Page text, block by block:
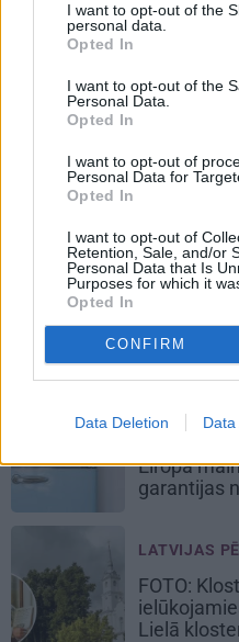
I want to opt-out of the
personal data.
Opted In
I want to opt-out of the
Personal Data.
Opted In
I want to opt-out of
Personal Data for
Opted In
I want to opt-out of
Retention, Sale, and/or
Personal Data that Is
Purposes for which it
Opted In
CONFIRM
Data Deletion Data
IEVA VIRTUVĒ
Ideāli skābēti,
gurķu laika
populāri ļaudis
Eiropā
garantijas
LATVIJAS
FOTO:
Lielā